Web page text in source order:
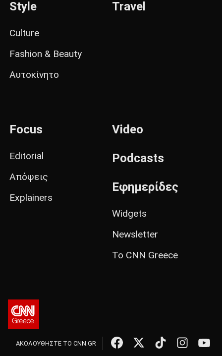
Style
Culture
Fashion & Beauty
Αυτοκίνητο
Travel
Focus
Editorial
Απόψεις
Explainers
Video
Podcasts
Εφημερίδες
Widgets
Newsletter
Το CNN Greece
ΑΚΟΛΟΥΘΗΣΤΕ ΤΟ CNN.GR